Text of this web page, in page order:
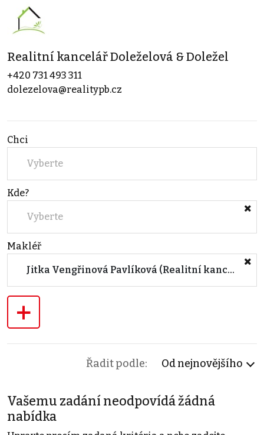
Realitní kancelář Doleželová & Doležel
+420 731 493 311
dolezelova@realitypb.cz
Chci
Vyberte
Kde?
Vyberte
Makléř
Jitka Vengřinová Pavlíková (Realitní kancelář Doleželová & Doležel)
+
Řadit podle: Od nejnovějšího
Vašemu zadání neodpovídá žádná
nabídka